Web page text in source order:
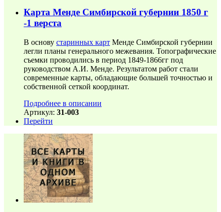
Карта Менде Симбирской губернии 1850 г
-1 верста
В основу старинных карт Менде Симбирской губернии
легли планы генерального межевания. Топографические
съемки проводились в период 1849-1866гг под
руководством А.И. Менде. Результатом работ стали
современные карты, обладающие большей точностью и
собственной сеткой координат.
Подробнее в описании
Артикул: 31-003
Перейти